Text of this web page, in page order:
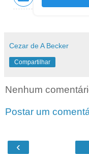
Cezar de A Becker
Compartilhar
Nenhum
Postar um
‹